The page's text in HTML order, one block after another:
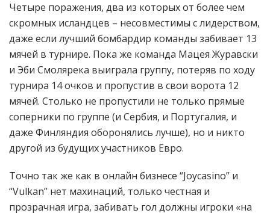
Четыре поражения, два из которых от более чем
скромных исландцев – несовместимы с лидерством,
даже если лучший бомбардир команды забивает 13
мячей в турнире. Пока же команда Мацея Журавски
и Эби Смолярека выиграла группу, потеряв по ходу
турнира 14 очков и пропустив в свои ворота 12
мячей. Столько не пропустили не только прямые
соперники по группе (и Сербия, и Португалия, и
даже Финляндия оборонялись лучше), но и никто
другой из будущих участников Евро.
Точно так же как в онлайн бизнесе “Joycasino” и
“Vulkan” нет махинаций, только честная и
прозрачная игра, забивать гол должны игроки «на